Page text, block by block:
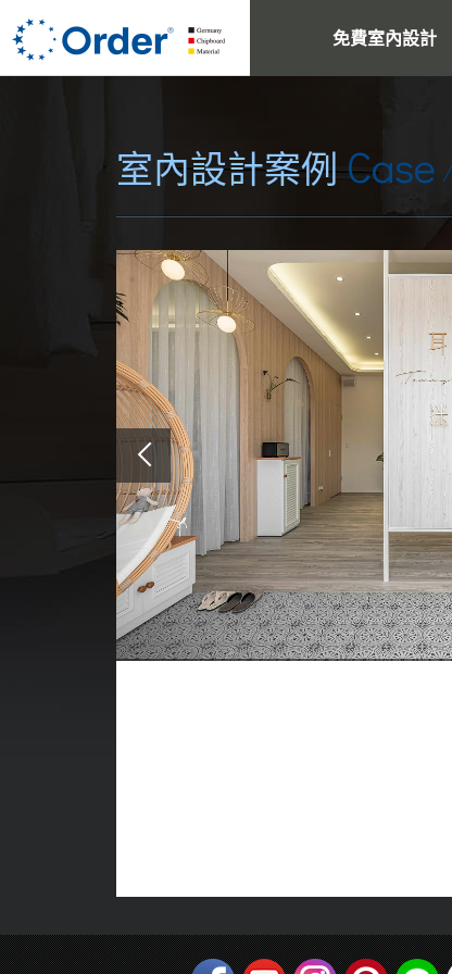
免費室內設計
室內設計案例 Case